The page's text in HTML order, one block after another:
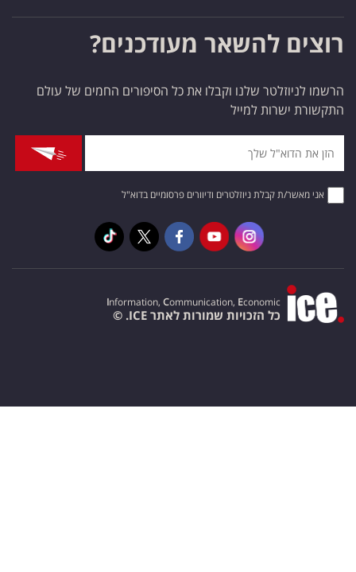
רוצים להשאר מעודכנים?
הרשמו לניוזלטר שלנו וקבלו את כל הסיפורים החמים של עולם
התקשורת ישרות למייל
אני מאשר/ת קבלת ניוזלטרים ודיוורים פרסומיים בדוא"ל
Information, Communication, Economic
כל הזכויות שמורות לאתר ICE. ©